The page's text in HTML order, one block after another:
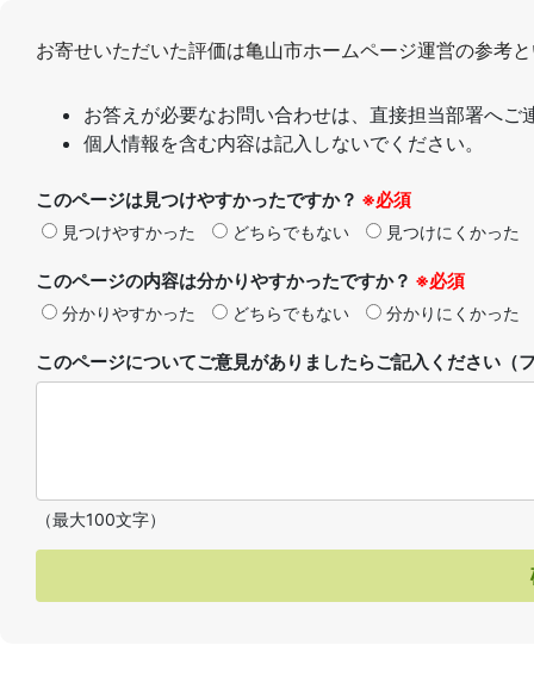
お寄せいただいた評価は亀山市ホームページ運営の参考
お答えが必要なお問い合わせは、直接担当部署へご
個人情報を含む内容は記入しないでください。
このページは見つけやすかったですか？ ※必須
見つけやすかった どちらでもない 見つけにくかった
このページの内容は分かりやすかったですか？ ※必須
分かりやすかった どちらでもない 分かりにくかった
このページについてご意見がありましたらご記入ください
（最大100文字）